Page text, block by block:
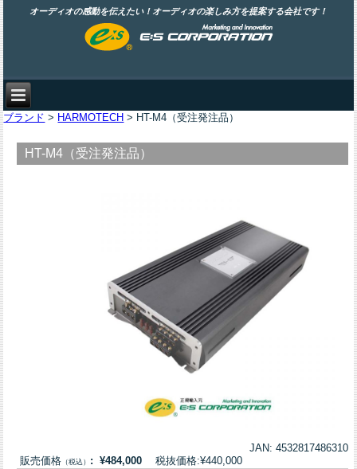
オーディオの感動を伝えたい！オーディオの楽しみ方を提案する会社です！
ブランド > HARMOTECH > HT-M4（受注発注品）
HT-M4（受注発注品）
JAN: 4532817486310
販売価格 （税込） : ¥484,000 税抜価格:¥440,000